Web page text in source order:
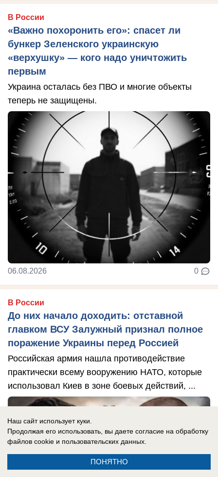
В России
«Важно похоронить его»: спасет ли
бункер Зеленского украинскую
«верхушку» — кого надо уничтожить
первым
Украина осталась без ПВО и многие объекты
теперь не защищены.
06.08.2026 0
В России
До них начало доходить: отставной
главком ВСУ Залужный признал полное
поражение Украины перед Россией
Российская армия нашла противодействие
практически всему вооружению НАТО, которые
использовал Киев в зоне боевых действий, ...
Наш сайт использует куки.
Продолжая его использовать, вы даете согласие на обработку
файлов cookie и пользовательских данных.
ПОНЯТНО